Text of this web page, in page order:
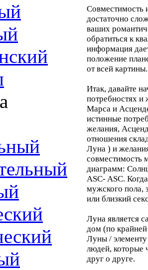
Совместимость
достаточно
ваших
обратиться к
информация
положение
от всей картины.
Итак, давайте
потребностях
Марса и
истинные
желания,
отношения
Луна ) и
совместимость
диаграмм:
ASC- ASC.
мужского пола,
или близкий
Луна является
дом (по крайней
Луны / элементу
людей, которые
друг о друге.